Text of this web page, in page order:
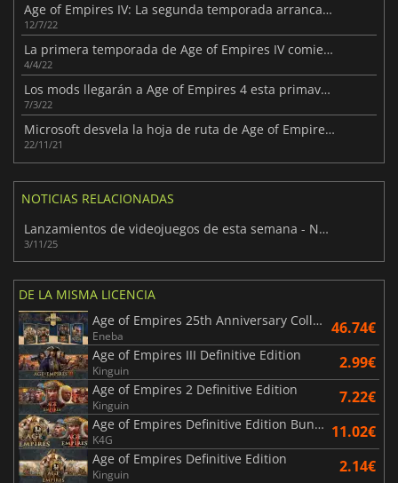
Age of Empires IV: La segunda temporada arranca con una gran actualización
12/7/22
La primera temporada de Age of Empires IV comienza esta semana
4/4/22
Los mods llegarán a Age of Empires 4 esta primavera
7/3/22
Microsoft desvela la hoja de ruta de Age of Empires IV para 2022
22/11/21
NOTICIAS RELACIONADAS
Lanzamientos de videojuegos de esta semana - Noviembre 2025 (Semana 45)
3/11/25
DE LA MISMA LICENCIA
Age of Empires 25th Anniversary Collection
Eneba 46.74€
Age of Empires III Definitive Edition
Kinguin 2.99€
Age of Empires 2 Definitive Edition
Kinguin 7.22€
Age of Empires Definitive Edition Bundle
K4G 11.02€
Age of Empires Definitive Edition
Kinguin 2.14€